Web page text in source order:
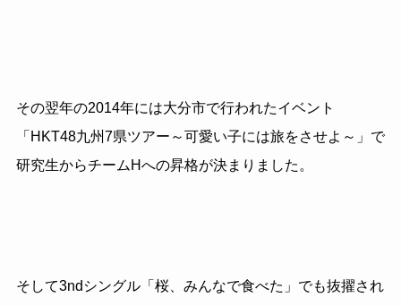
その翌年の2014年には大分市で行われたイベント
「HKT48九州7県ツアー～可愛い子には旅をさせよ～」で
研究生からチームHへの昇格が決まりました。
そして3ndシングル「桜、みんなで食べた」でも抜擢され